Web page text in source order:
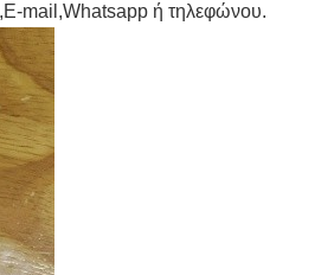
mail,Whatsapp ή τηλεφώνου.